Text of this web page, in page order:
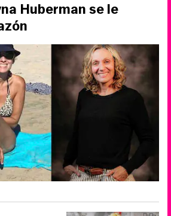
Huberman se le